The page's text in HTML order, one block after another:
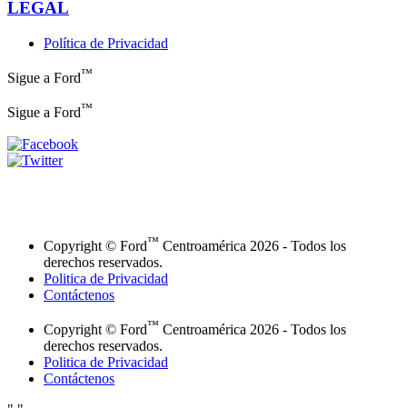
LEGAL
Política de Privacidad
Sigue a Ford™
Sigue a Ford™
Copyright © Ford™ Centroamérica 2026 - Todos los
derechos reservados.
Politica de Privacidad
Contáctenos
Copyright © Ford™ Centroamérica 2026 - Todos los
derechos reservados.
Politica de Privacidad
Contáctenos